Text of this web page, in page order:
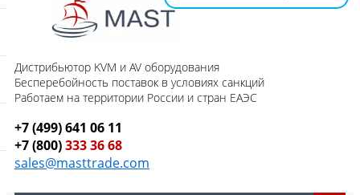
Дистрибьютор KVM и AV оборудования
Бесперебойность поставок в условиях санкций
Работаем на территории России и стран ЕАЭС
+7 (499) 641 06 11
+7 (800)333 36 68
sales@masttrade.com